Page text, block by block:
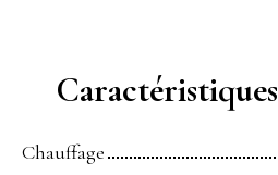
Caractéristiques
Chauffage